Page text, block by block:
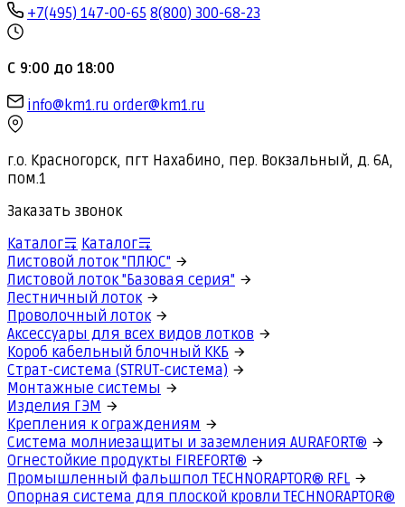
+7(495) 147-00-65 8(800) 300-68-23
С 9:00 до 18:00
info@km1.ru order@km1.ru
г.о. Красногорск, пгт Нахабино, пер. Вокзальный, д. 6А,
пом.1
Заказать звонок
Каталог
Каталог
Листовой лоток "ПЛЮС"
Листовой лоток "Базовая серия"
Лестничный лоток
Проволочный лоток
Аксессуары для всех видов лотков
Короб кабельный блочный ККБ
Страт-система (STRUT-система)
Монтажные системы
Изделия ГЭМ
Крепления к ограждениям
Система молниезащиты и заземления AURAFORT®
Огнестойкие продукты FIREFORT®
Промышленный фальшпол TECHNORAPTOR® RFL
Опорная система для плоской кровли TECHNORAPTOR®